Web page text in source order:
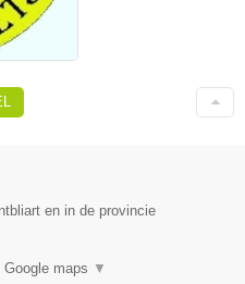
en in de provincie
Google maps ▼